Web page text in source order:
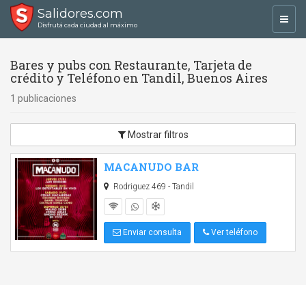
Salidores.com
Disfrutá cada ciudad al máximo
Bares y pubs con Restaurante, Tarjeta de
crédito y Teléfono en Tandil, Buenos Aires
1 publicaciones
Mostrar filtros
MACANUDO BAR
Rodriguez 469 - Tandil
Enviar consulta Ver teléfono